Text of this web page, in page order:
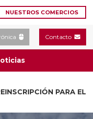
NUESTROS COMERCIOS
Contacto
2026